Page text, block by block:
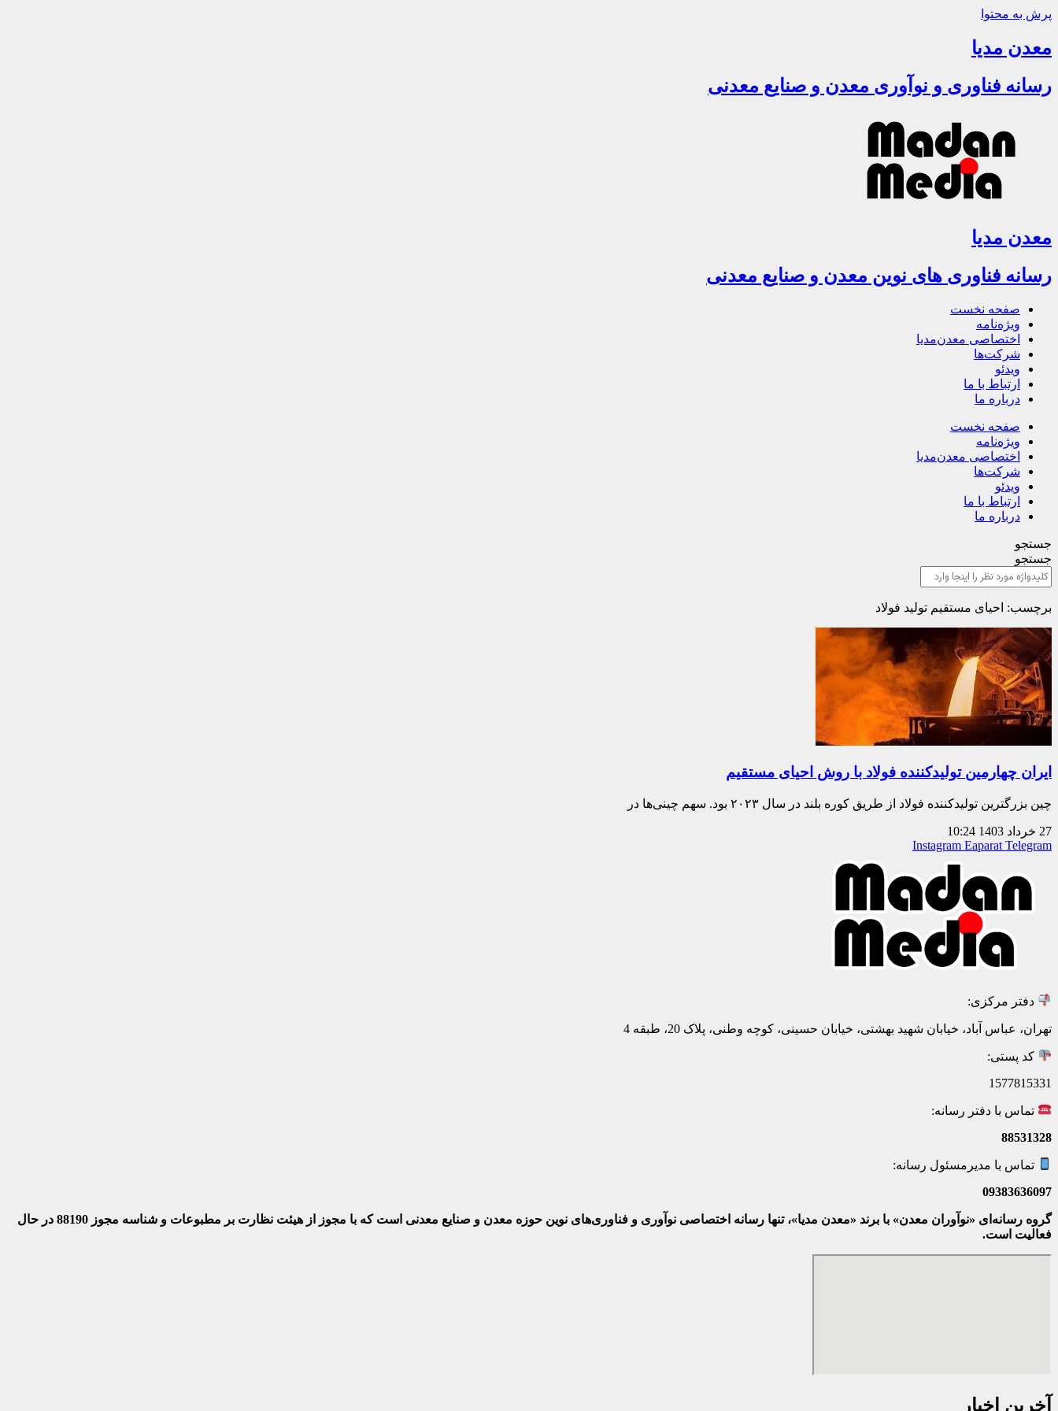
پرش به محتوا
معدن مدیا
رسانه فناوری و نوآوری معدن و صنایع معدنی
معدن مدیا
رسانه فناوری های نوین معدن و صنایع معدنی
صفحه نخست
ویژه‌نامه
اختصاصی معدن‌مدیا
شرکت‌ها
ویدئو
ارتباط با ما
درباره ما
صفحه نخست
ویژه‌نامه
اختصاصی معدن‌مدیا
شرکت‌ها
ویدئو
ارتباط با ما
درباره ما
جستجو
جستجو
برچسب: احیای مستقیم تولید فولاد
ایران چهارمین تولیدکننده فولاد با روش احیای مستقیم
چین بزرگترین تولیدکننده فولاد از طریق کوره‌ بلند در سال ۲۰۲۳ بود. سهم چینی‌ها در
27 خرداد 1403
10:24
Instagram Eaparat Telegram
دفتر مرکزی:
تهران، عباس آباد، خیابان شهید بهشتی، خیابان حسینی، کوچه وطنی، پلاک 20، طبقه 4
کد پستی:
1577815331
تماس با دفتر رسانه:
88531328
تماس با مدیرمسئول رسانه:
09383636097
گروه رسانه‌ای «نوآوران معدن» با برند «معدن مدیا»، تنها رسانه اختصاصی نوآوری و فناوری‌های نوین حوزه معدن و صنایع معدنی‌ است که با مجوز از هیئت نظارت بر مطبوعات
و شناسه مجوز 88190 در حال
فعالیت است.
آخرین اخبار